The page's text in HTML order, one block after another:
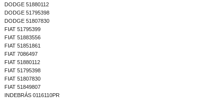
DODGE 51880112
DODGE 51795398
DODGE 51807830
FIAT 51795399
FIAT 51883556
FIAT 51851861
FIAT 7086497
FIAT 51880112
FIAT 51795398
FIAT 51807830
FIAT 51849807
INDEBRÁS 0116110PR